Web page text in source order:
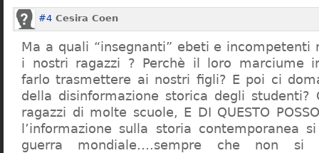
#4 Cesira Coen
Ma a quali “insegnanti” ebeti e
i nostri ragazzi ? Perchè il loro marciume
farlo trasmettere ai nostri figli? E poi ci
della disinformazione storica degli
ragazzi di molte scuole, E DI QUESTO POSSO
l’informazione sulla storia contemporanea
guerra mondiale….sempre che non